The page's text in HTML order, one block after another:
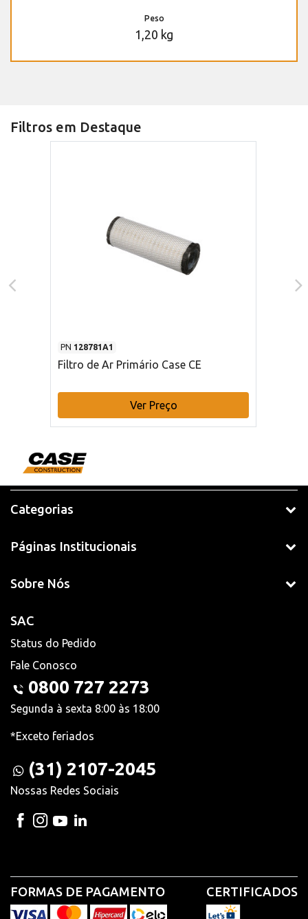
Peso
1,20 kg
Filtros em Destaque
PN 128781A1
Filtro de Ar Primário Case CE
Ver Preço
Categorias
Páginas Institucionais
Sobre Nós
SAC
Status do Pedido
Fale Conosco
0800 727 2273
Segunda à sexta 8:00 às 18:00
*Exceto feriados
(31) 2107-2045
Nossas Redes Sociais
FORMAS DE PAGAMENTO CERTIFICADOS